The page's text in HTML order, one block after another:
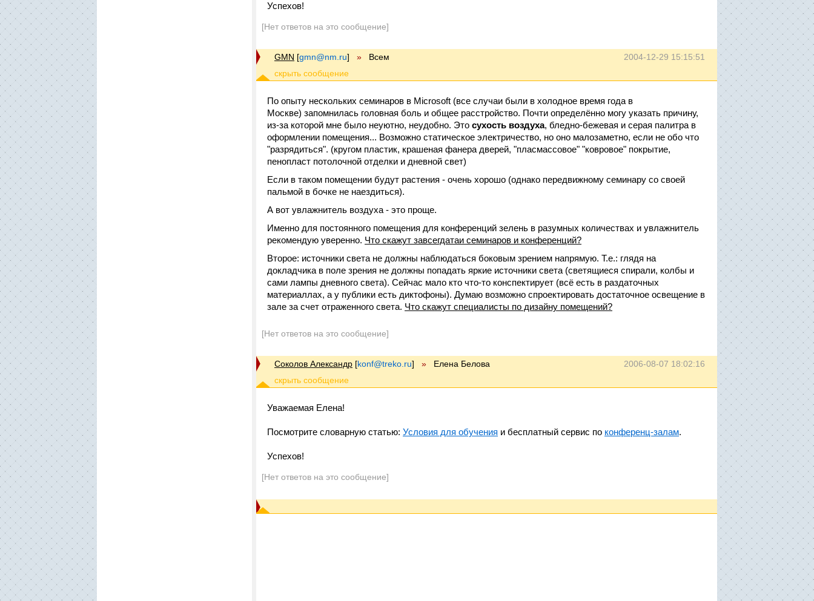
Успехов!
[Нет ответов на это сообщение]
2004-12-29 15:15:51
GMN [gmn@nm.ru] » Всем
По опыту нескольких семинаров в Microsoft (все случаи были в холодное время года в
Москве) запомнилась головная боль и общее расстройство. Почти определённо могу указать причину,
из-за которой мне было неуютно, неудобно. Это сухость воздуха, бледно-бежевая и серая палитра в
оформлении помещения... Возможно статическое электричество, но оно малозаметно, если не обо что
"разрядиться". (кругом пластик, крашеная фанера дверей, "пласмассовое" "ковровое" покрытие,
пенопласт потолочной отделки и дневной свет)
Если в таком помещении будут растения - очень хорошо (однако передвижному семинару со своей
пальмой в бочке не наездиться).
А вот увлажнитель воздуха - это проще.
Именно для постоянного помещения для конференций зелень в разумных количествах и увлажнитель
рекомендую уверенно. Что скажут завсегдатаи семинаров и конференций?
Второе: источники света не должны наблюдаться боковым зрением напрямую. Т.е.: глядя на
докладчика в поле зрения не должны попадать яркие источники света (светящиеся спирали, колбы и
сами лампы дневного света). Сейчас мало кто что-то конспектирует (всё есть в раздаточных
материаллах, а у публики есть диктофоны). Думаю возможно спроектировать достаточное освещение в
зале за счет отраженного света. Что скажут специалисты по дизайну помещений?
[Нет ответов на это сообщение]
2006-08-07 18:02:16
Соколов Александр [konf@treko.ru] » Елена Белова
Уважаемая Елена!
Посмотрите словарную статью: Условия для обучения и бесплатный сервис по конференц-залам.
Успехов!
[Нет ответов на это сообщение]